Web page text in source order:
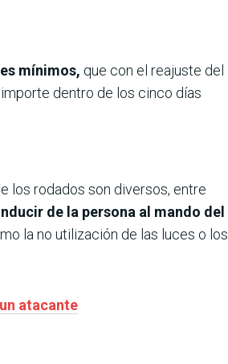
mínimos, que con el reajuste del
dentro de los cinco días
los rodados son diversos, entre
de la persona al mando del
la no utilización de las luces o los
atacante